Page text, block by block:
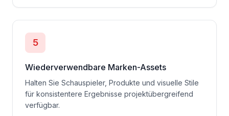
5
Wiederverwendbare Marken-Assets
Halten Sie Schauspieler, Produkte und visuelle Stile
für konsistentere Ergebnisse projektübergreifend
verfügbar.